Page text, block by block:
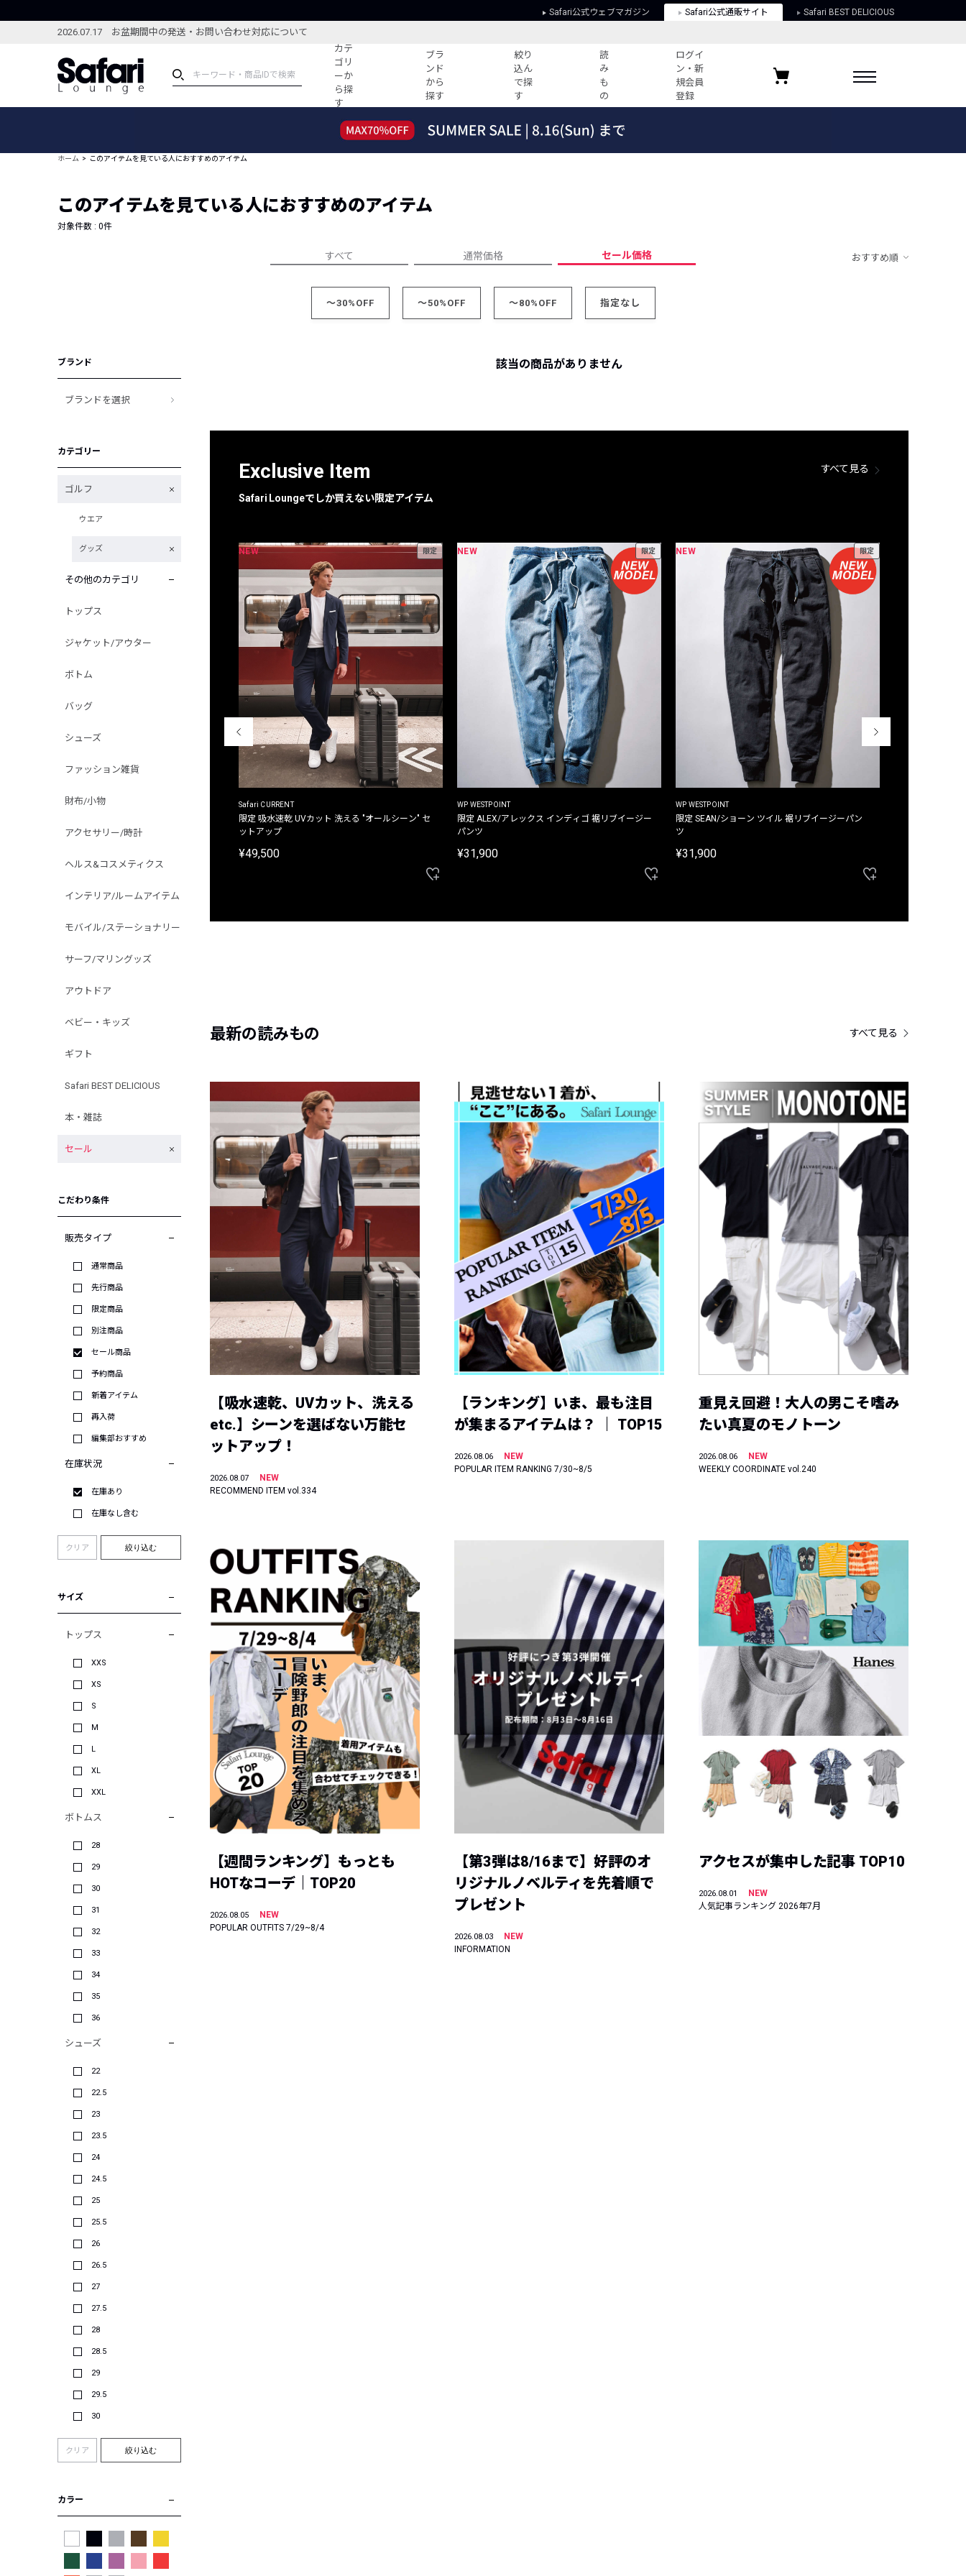
Safari公式ウェブマガジン Safari公式通販サイト Safari BEST DELICIOUS
2026.07.17 お盆期間中の発送・お問い合わせ対応について
カテ
ゴリ
ーか
ら探
す
ブラ
ンド
から
探す
絞り
込ん
で探
す
読
み
も
の
ログイ
ン・新
規会員
登録
ブランドから探す
新着アイテム
編集部のおすすめアイテム
特集記事
コーディネート
すべての記事
ーデ紹介
人気記事ランキング
ウィークリーコーデ
プライバシーポリシー
お気に入りブランド
ホーム このアイテムを見ている人におすすめのアイテム
このアイテムを見ている人におすすめのアイテム
対象件数 : 0件
すべて 通常価格 セール価格 おすすめ順
～30%OFF ～50%OFF ～80%OFF 指定なし
ブランド
ブランドを選択
カテゴリー
ゴルフ
ウエア
グッズ
その他のカテゴリ
トップス
ジャケット/アウター
ボトム
バッグ
シューズ
ファッション雑貨
財布/小物
アクセサリー/時計
ヘルス&コスメティクス
インテリア/ルームアイテム
モバイル/ステーショナリー
サーフ/マリングッズ
アウトドア
ベビー・キッズ
ギフト
Safari BEST DELICIOUS
本・雑誌
セール
こだわり条件
販売タイプ
通常商品
先行商品
限定商品
別注商品
セール商品
予約商品
新着アイテム
再入荷
編集部おすすめ
在庫状況
在庫あり
在庫なし含む
クリア 絞り込む
サイズ
トップス
XXS
XS
S
M
L
XL
XXL
ボトムス
28
29
30
31
32
33
34
35
36
シューズ
22
22.5
23
23.5
24
24.5
25
25.5
26
26.5
27
27.5
28
28.5
29
29.5
30
クリア 絞り込む
カラー
該当の商品がありません
Exclusive Item
Safari Loungeでしか買えない限定アイテム
すべて見る
NEW 限定
Safari CURRENT
限定 吸水速乾 UVカット 洗える "オールシーン" セ
ットアップ
¥49,500
NEW 限定
WP WESTPOINT
限定 ALEX/アレックス インディゴ 裾リブイージー
パンツ
¥31,900
NEW 限定
WP WESTPOINT
限定 SEAN/ショーン ツイル 裾リブイージーパン
ツ
¥31,900
最新の読みもの すべて見る
【吸水速乾、UVカット、洗える
etc.】シーンを選ばない万能セ
ットアップ！
2026.08.07
NEW
RECOMMEND ITEM vol.334
【ランキング】いま、最も注目
が集まるアイテムは？ ｜ TOP15
2026.08.06
NEW
POPULAR ITEM RANKING 7/30~8/5
重見え回避！大人の男こそ嗜み
たい真夏のモノトーン
2026.08.06
NEW
WEEKLY COORDINATE vol.240
【週間ランキング】もっとも
HOTなコーデ｜TOP20
2026.08.05
NEW
POPULAR OUTFITS 7/29~8/4
【第3弾は8/16まで】好評のオ
リジナルノベルティを先着順で
プレゼント
2026.08.03
NEW
INFORMATION
アクセスが集中した記事 TOP10
2026.08.01
NEW
人気記事ランキング 2026年7月